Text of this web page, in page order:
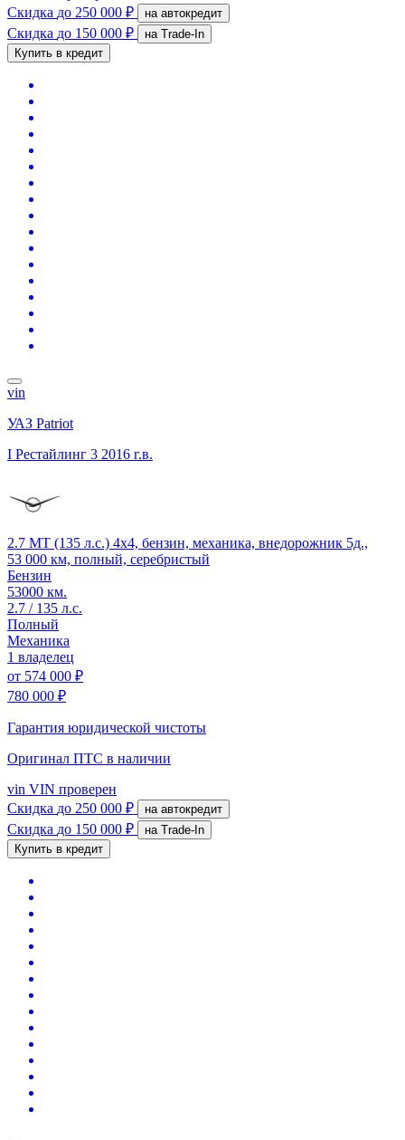
Скидка до 250 000 ₽ на автокредит
Скидка до 150 000 ₽
на Trade-In
Купить в кредит
vin
УАЗ Patriot
I Рестайлинг 3 2016 г.в.
2.7 MT (135 л.с.) 4x4, бензин, механика, внедорожник 5д.,
53 000 км, полный, серебристый
Бензин
53000 км.
2.7 / 135 л.с.
Полный
Механика
1 владелец
от 574 000 ₽
780 000 ₽
Гарантия юридической чистоты
Оригинал ПТС в наличии
vin VIN проверен
Скидка до 250 000 ₽ на автокредит
Скидка до 150 000 ₽
на Trade-In
Купить в кредит